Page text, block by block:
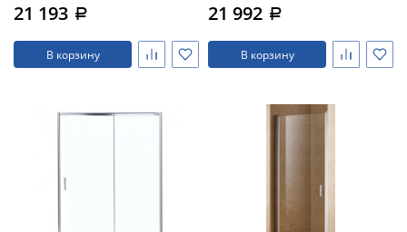
21 193 a
В корзину
21 992 a
В корзину